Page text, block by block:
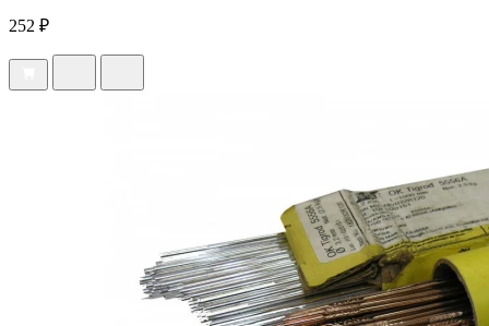
252 ₽